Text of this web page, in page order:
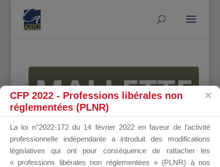
MALLETTE
DU
CFP 2022 - Professions libérales non
réglementées (PLNR)
La loi n°2022-172 du 14 février 2022 en faveur de l’activité
professionnelle indépendante a introduit des modifications
législatives qui ont pour conséquence de rattacher les
« professions libérales non réglementées » (PLNR) à nos